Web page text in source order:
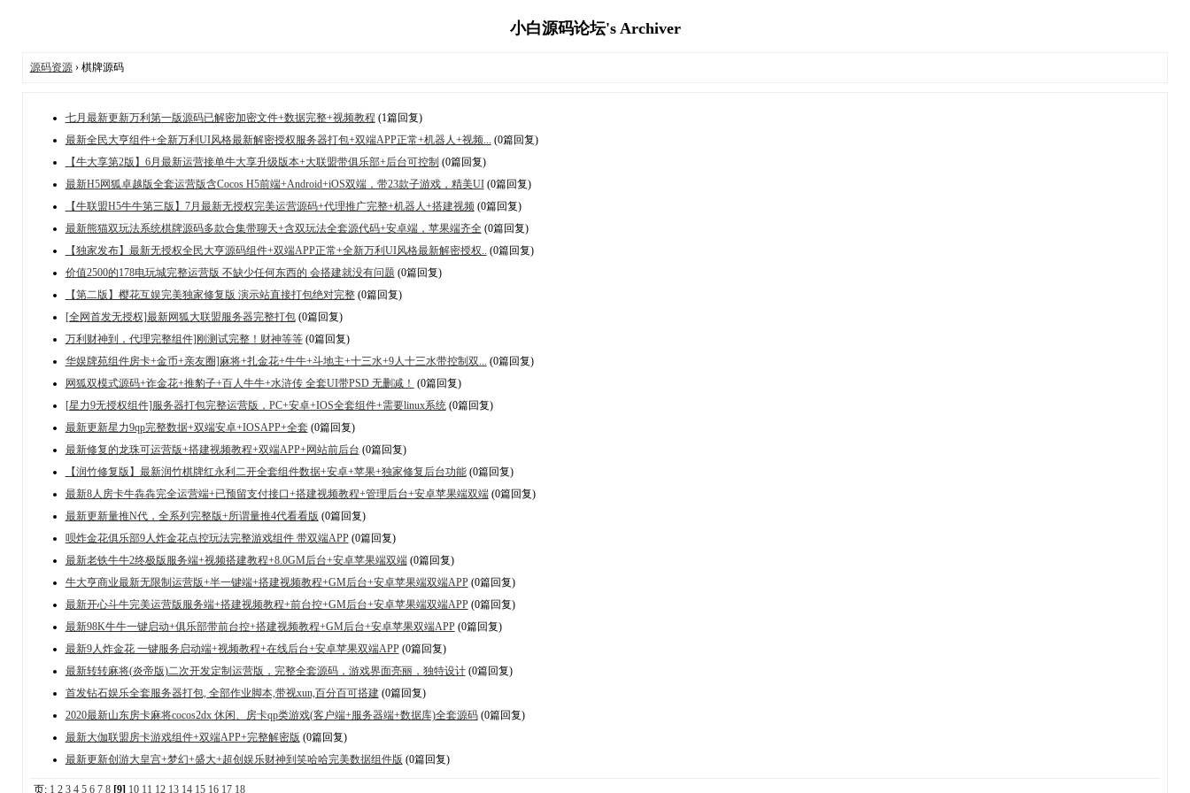
小白源码论坛's Archiver
源码资源› 棋牌源码
七月最新更新万利第一版源码已解密加密文件+数据完整+视频教程 (1篇回复)
最新全民大亨组件+全新万利UI风格最新解密授权服务器打包+双端APP正常+机器人+视频... (0篇回复)
【牛大享第2版】6月最新运营接单牛大享升级版本+大联盟带俱乐部+后台可控制 (0篇回复)
最新H5网狐卓越版全套运营版含Cocos H5前端+Android+iOS双端，带23款子游戏，精美UI(0篇回复)
【牛联盟H5牛牛第三版】7月最新无授权完美运营源码+代理推广完整+机器人+搭建视频(0篇回复)
最新熊猫双玩法系统棋牌源码多款合集带聊天+含双玩法全套源代码+安卓端，苹果端齐全(0篇回复)
【独家发布】最新无授权全民大亨源码组件+双端APP正常+全新万利UI风格最新解密授权.. (0篇回复)
价值2500的178电玩城完整运营版 不缺少任何东西的 会搭建就没有问题 (0篇回复)
【第二版】樱花互娱完美独家修复版 演示站直接打包绝对完整(0篇回复)
[全网首发无授权]最新网狐大联盟服务器完整打包(0篇回复)
万利财神到，代理完整组件]刚测试完整！财神等等(0篇回复)
华娱牌苑组件房卡+金币+亲友圈]麻将+扎金花+牛牛+斗地主+十三水+9人十三水带控制双... (0篇回复)
网狐双模式源码+诈金花+推豹子+百人牛牛+水浒传 全套UI带PSD 无删减！ (0篇回复)
[星力9无授权组件]服务器打包完整运营版，PC+安卓+IOS全套组件+需要linux系统(0篇回复)
最新更新星力9qp完整数据+双端安卓+IOSAPP+全套 (0篇回复)
最新修复的龙珠可运营版+搭建视频教程+双端APP+网站前后台 (0篇回复)
【润竹修复版】最新润竹棋牌红永利二开全套组件数据+安卓+苹果+独家修复后台功能(0篇回复)
最新8人房卡牛犇犇完全运营端+已预留支付接口+搭建视频教程+管理后台+安卓苹果端双端(0篇回复)
最新更新量推N代，全系列完整版+所谓量推4代看看版 (0篇回复)
呗炸金花俱乐部9人炸金花点控玩法完整游戏组件 带双端APP(0篇回复)
最新老铁牛牛2终极版服务端+视频搭建教程+8.0GM后台+安卓苹果端双端(0篇回复)
牛大亨商业最新无限制运营版+半一键端+搭建视频教程+GM后台+安卓苹果端双端APP(0篇回复)
最新开心斗牛完美运营版服务端+搭建视频教程+前台控+GM后台+安卓苹果端双端APP(0篇回复)
最新98K牛牛一键启动+俱乐部带前台控+搭建视频教程+GM后台+安卓苹果双端APP(0篇回复)
最新9人炸金花 一键服务启动端+视频教程+在线后台+安卓苹果双端APP(0篇回复)
最新转转麻将(炎帝版)二次开发定制运营版，完整全套源码，游戏界面亮丽，独特设计(0篇回复)
首发钻石娱乐全套服务器打包, 全部作业脚本,带视xun,百分百可搭建(0篇回复)
2020最新山东房卡麻将cocos2dx 休闲、房卡qp类游戏(客户端+服务器端+数据库)全套源码(0篇回复)
最新大伽联盟房卡游戏组件+双端APP+完整解密版 (0篇回复)
最新更新创游大皇宫+梦幻+盛大+超创娱乐财神到笑哈哈完美数据组件版 (0篇回复)
页: 1 2 3 4 5 6 7 8 [9] 10 11 12 13 14 15 16 17 18